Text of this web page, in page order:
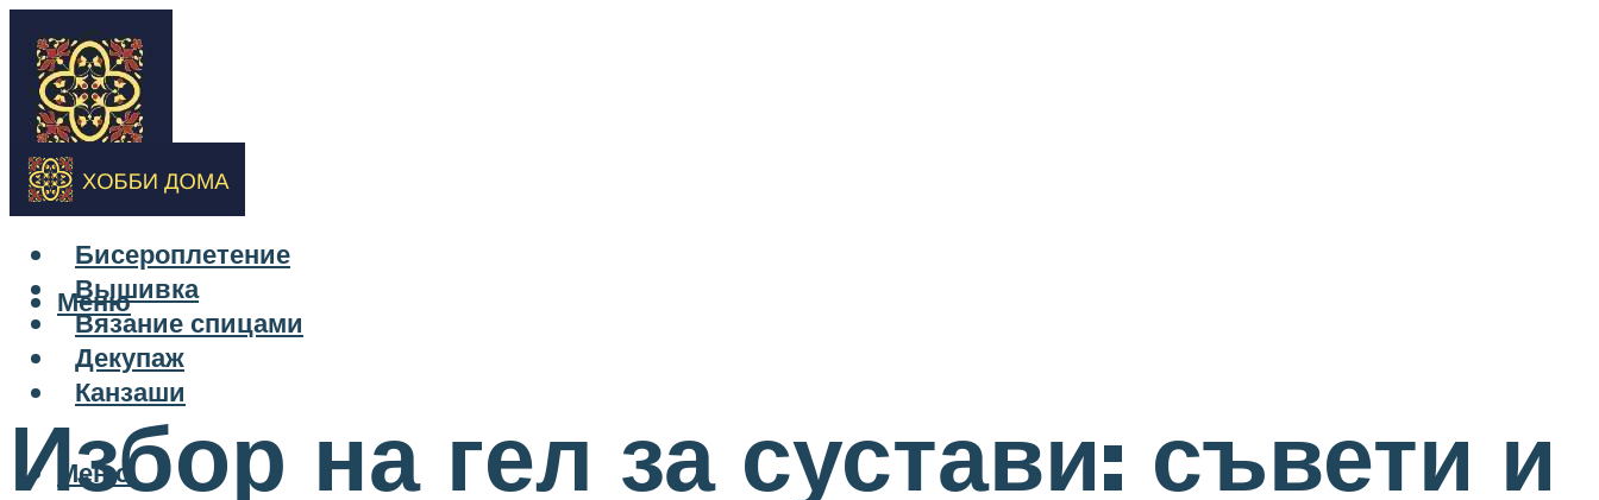
Бисероплетение
Вышивка
Вязание спицами
Декупаж
Канзаши
Меню
Меню
Избор на гел за сустави: съвети и